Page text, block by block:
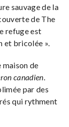
sauvage de la
de The
refuge est
et bricolée ».
maison de
canadien.
par des
qui rythment